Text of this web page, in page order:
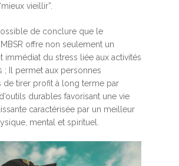
vieillir”.
de conclure que le
offre non seulement un
immédiat du stress liée aux activités
; Il permet aux personnes
de tirer profit à long terme par
durables favorisant une vie
caractérisée par un meilleur
mental et spirituel.